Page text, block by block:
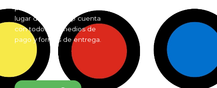
por mayor desde cualquier
lugar del país. Pop cuenta
con todos los medios de
pago y formas de entrega.